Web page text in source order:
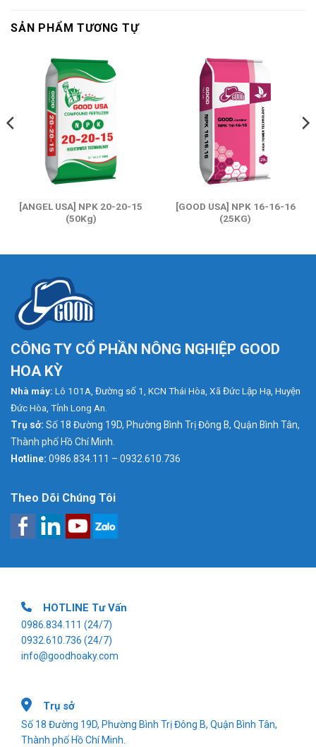
SẢN PHẨM TƯƠNG TỰ
[ANGEL USA] NPK 20-20-15
(50Kg)
[GOOD USA] NPK 16-16-16
(25KG)
CÔNG TY CỔ PHẦN NÔNG NGHIỆP GOOD
HOA KỲ
Nhà máy: Lô 101A, Đường số 1, KCN Thái Hòa, Xã Đức Lập Hạ, Huyện
Đức Hòa, Tỉnh Long An.
Trụ sở: Số 18 Đường 19D, Phường Bình Trị Đông B, Quận Bình Tân,
Thành phố Hồ Chí Minh.
Hotline: 0986.834.111 – 0932.610.736
Theo Dõi Chúng Tôi
HOTLINE Tư Vấn
0986.834.111 (24/7)
0932.610.736 (24/7)
info@goodhoaky.com
Trụ sở
Số 18 Đường 19D, Phường Bình Trị Đông B, Quận Bình Tân,
Thành phố Hồ Chí Minh.